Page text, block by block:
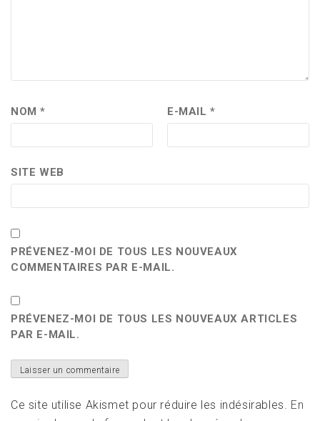
NOM* E-MAIL*
SITE WEB
PRÉVENEZ-MOI DE TOUS LES NOUVEAUX
COMMENTAIRES PAR E-MAIL.
PRÉVENEZ-MOI DE TOUS LES NOUVEAUX ARTICLES
PAR E-MAIL.
Ce site utilise Akismet pour réduire les indésirables. En